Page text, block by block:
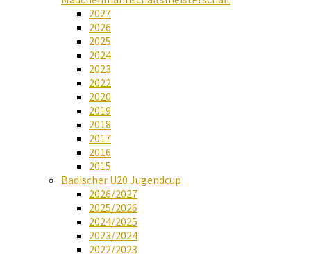
2027
2026
2025
2024
2023
2022
2020
2019
2018
2017
2016
2015
Badischer U20 Jugendcup
2026/2027
2025/2026
2024/2025
2023/2024
2022/2023